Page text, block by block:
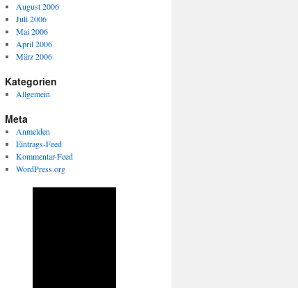
August 2006
Juli 2006
Mai 2006
April 2006
März 2006
Kategorien
Allgemein
Meta
Anmelden
Eintrags-Feed
Kommentar-Feed
WordPress.org